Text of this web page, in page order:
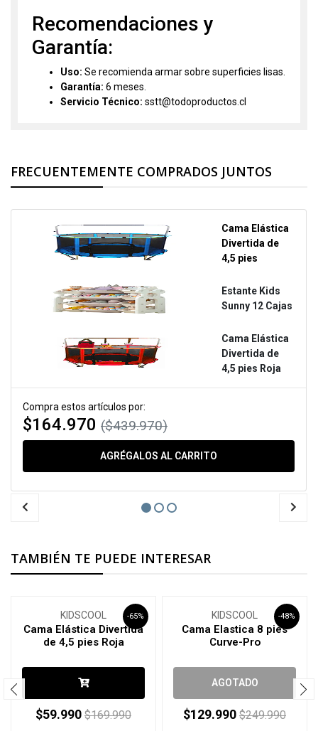
Recomendaciones y
Garantía:
Uso: Se recomienda armar sobre superficies lisas.
Garantía: 6 meses.
Servicio Técnico: sstt@todoproductos.cl
FRECUENTEMENTE COMPRADOS JUNTOS
Cama Elástica
Divertida de
4,5 pies
Estante Kids
Sunny 12 Cajas
Cama Elástica
Divertida de
4,5 pies Roja
Compra estos artículos por:
$164.970 ($439.970)
AGRÉGALOS AL CARRITO
TAMBIÉN TE PUEDE INTERESAR
-65%
KIDSCOOL
Cama Elástica Divertida
de 4,5 pies Roja
$59.990 $169.990
-48%
KIDSCOOL
Cama Elastica 8 pies
Curve-Pro
AGOTADO
$129.990 $249.990